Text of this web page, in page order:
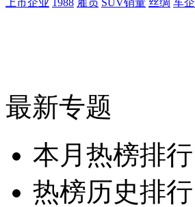
最新专题
本月热榜排行
热榜历史排行